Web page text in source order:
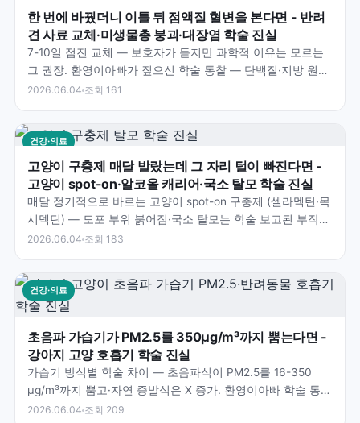
한 번에 바꿨더니 이틀 뒤 점액질 혈변을 본다면 - 반려
견 사료 교체·미생물총 붕괴·대장염 학술 진실
7-10일 점진 교체 — 보호자가 듣지만 과학적 이유는 모르는
그 권장. 환영이아빠가 짚으신 학술 통찰 — 단백질·지방 원료
변경·Fecalibacterium 등 유익균…
2026.06.04 조회 161
건강·의료
고양이 구충제 매달 발랐는데 그 자리 털이 빠진다면 -
고양이 spot-on·알코올 캐리어·국소 탈모 학술 진실
매달 정기적으로 바르는 고양이 spot-on 구충제 (셀라멕틴·목
시덱틴) — 도포 부위 붉어짐·국소 탈모는 학술 보고된 부작
용. 환영이아빠가 짚으신 학술 통찰 — 알코올…
2026.06.04 조회 183
건강·의료
초음파 가습기가 PM2.5를 350μg/m³까지 뿜는다면 -
강아지 고양 호흡기 학술 진실
가습기 방식별 학술 차이 — 초음파식이 PM2.5를 16-350
μg/m³까지 뿜고·자연 증발식은 X 증가. 환영이아빠 학술 통찰
— 수돗물 칼슘·마그네슘이 white d…
2026.06.04 조회 209